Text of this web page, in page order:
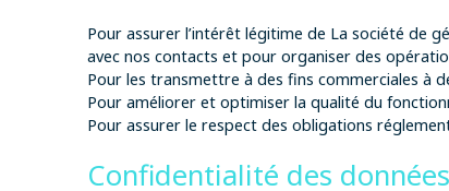
Pour assurer l’intérêt légitime de La société de
avec nos contacts et pour organiser des
Pour les transmettre à des fins commerciales à
Pour améliorer et optimiser la qualité du
Pour assurer le respect des obligations
Confidentialité des données